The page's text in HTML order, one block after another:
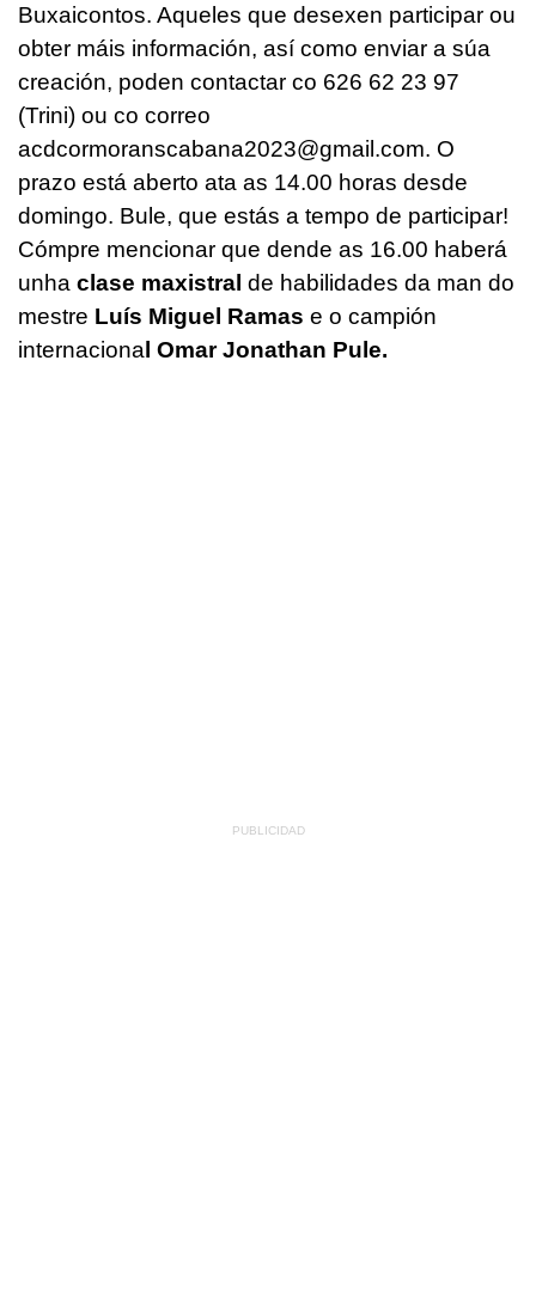
Buxaicontos. Aqueles que desexen participar ou
obter máis información, así como enviar a súa
creación, poden contactar co 626 62 23 97
(Trini) ou co correo
acdcormoranscabana2023@gmail.com. O
prazo está aberto ata as 14.00 horas desde
domingo. Bule, que estás a tempo de participar!
Cómpre mencionar que dende as 16.00 haberá
unha clase maxistral de habilidades da man do
mestre Luís Miguel Ramas e o campión
internacional Omar Jonathan Pule.